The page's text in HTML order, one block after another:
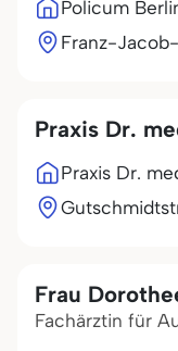
Policum
Franz-
Praxis Dr.
Praxis Dr.
Frau
Fachärztin für